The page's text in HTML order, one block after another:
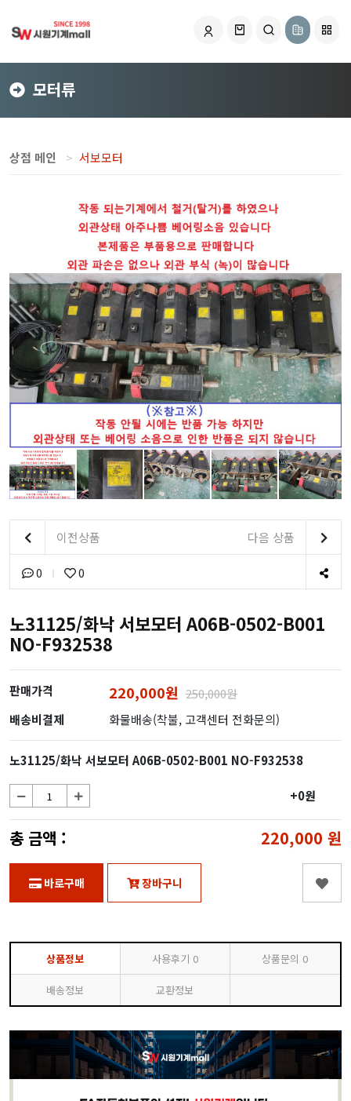
모터류
상점 메인 서보모터
이전상품 다음 상품
0 0
노31125/화낙 서보모터 A06B-0502-B001
NO-F932538
판매가격 220,000원 250,000원
배송비결제
화물배송(착불, 고객센터 전화문의)
노31125/화낙 서보모터 A06B-0502-B001 NO-F932538
+0원
총 금액 : 220,000 원
바로구매 장바구니
상품정보 사용후기 0 상품문의 0
배송정보 교환정보